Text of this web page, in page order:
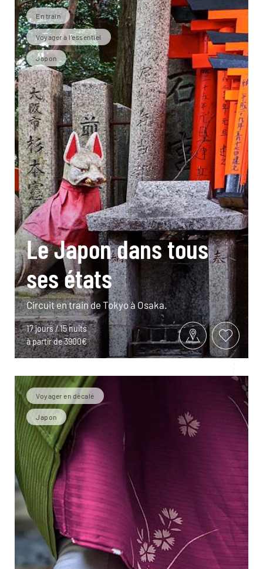
En train
Voyager à l’essentiel
Japon
Le Japon dans tous
ses états
Circuit en train de Tokyo à Osaka.
17 jours / 15 nuits
à partir de 3900€
Voyager en décalé
Japon